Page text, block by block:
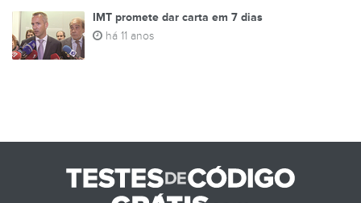
IMT promete dar carta em 7 dias
há 11 anos